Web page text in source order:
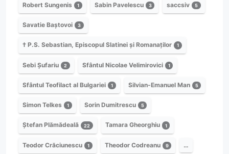
Robert Sungenis 1 Sabin Pavelescu 3 saccsiv 5
Savatie Baștovoi 3
† P.S. Sebastian, Episcopul Slatinei și Romanaților 1
Sebi Șufariu 2 Sfântul Nicolae Velimirovici 1
Sfântul Teofilact al Bulgariei 1 Silvian-Emanuel Man 5
Simon Telkes 1 Sorin Dumitrescu 5
Ștefan Plămădeală 22 Tamara Gheorghiu 1
Teodor Crăciunescu 1 Theodor Codreanu 9 …